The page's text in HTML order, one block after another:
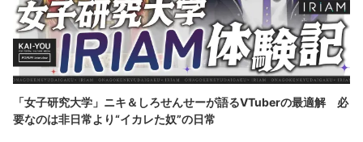
「女子研究大学」ニキ＆しろせんせーが語るVTuberの最適解 必
要なのは非日常より“イカレた奴”の日常